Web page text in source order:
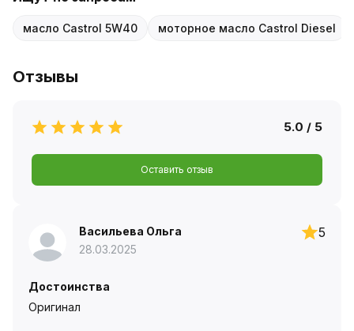
масло Castrol 5W40 моторное масло Castrol Diesel
Отзывы
5.0 / 5
Оставить отзыв
Васильева Ольга
28.03.2025
5
Достоинства
Оригинал